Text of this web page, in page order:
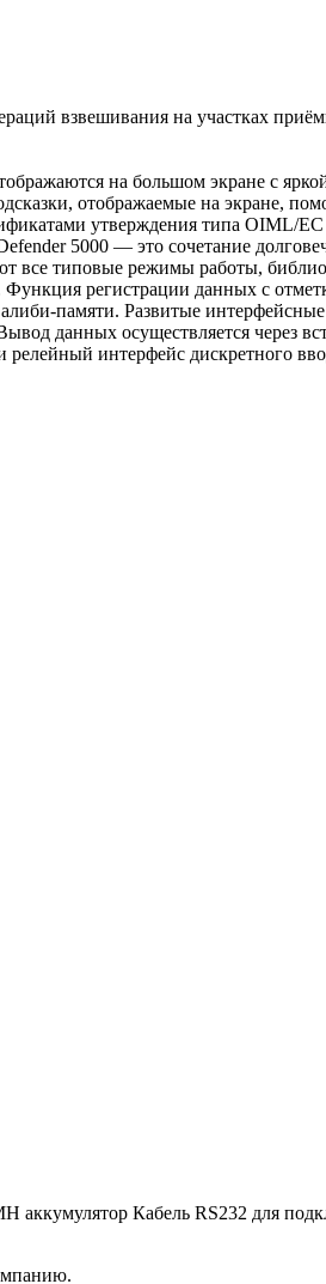
взвешивания на участках
на большом экране с
отображаемые на экране,
утверждения типа OIML/
5000 — это сочетание
типовые режимы работы,
регистрации данных с
памяти. Развитые
данных осуществляется через
интерфейс дискретного
аккумулятор Кабель RS232 для